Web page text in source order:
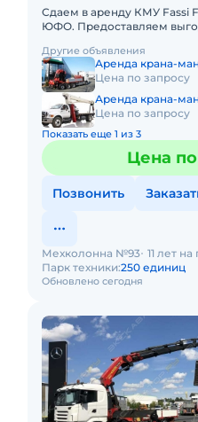
Сдаем в аренду КМУ Fassi
ЮФО. Предоставляем
Кроме аренды спецт
Другие объявления
Аренда крана-
Цена по запросу
Аренда крана-
Цена по запросу
Показать еще 1 из 3
Цена
Позвонить
Обновлено сегодня
Мехколонна №93 11 лет
Парк техники:250 единиц